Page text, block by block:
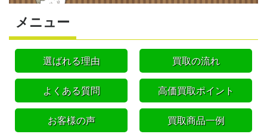
メニュー
選ばれる理由 買取の流れ
よくある質問 高価買取ポイント
お客様の声 買取商品一例